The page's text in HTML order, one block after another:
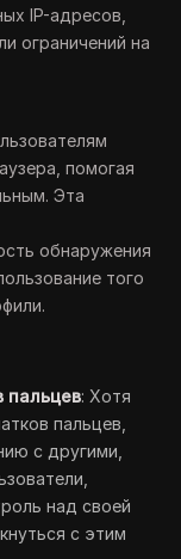
IP-адресов,
ограничений на
помогая
Эта
обнаружения
того
пальцев: Хотя
пальцев,
с другими,
над своей
с этим